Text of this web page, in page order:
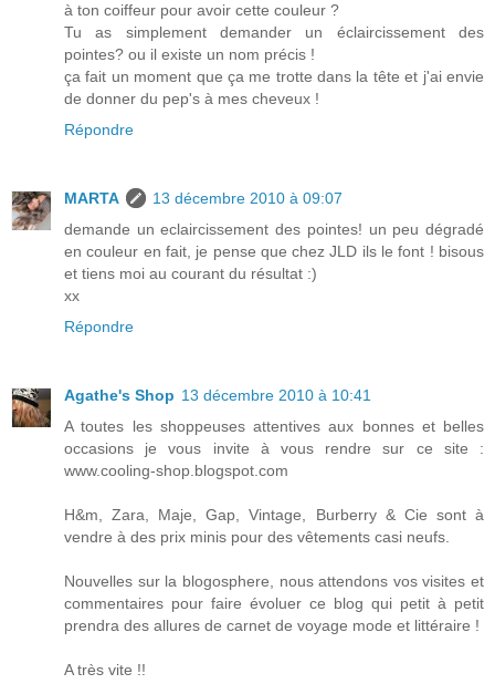
à ton coiffeur pour avoir cette couleur ?
Tu as simplement demander un éclaircissement des
pointes? ou il existe un nom précis !
ça fait un moment que ça me trotte dans la tête et j'ai envie
de donner du pep's à mes cheveux !
Répondre
MARTA
13 décembre 2010 à 09:07
demande un eclaircissement des pointes! un peu dégradé
en couleur en fait, je pense que chez JLD ils le font ! bisous
et tiens moi au courant du résultat :)
xx
Répondre
Agathe's Shop 13 décembre 2010 à 10:41
A toutes les shoppeuses attentives aux bonnes et belles
occasions je vous invite à vous rendre sur ce site :
www.cooling-shop.blogspot.com
H&m, Zara, Maje, Gap, Vintage, Burberry & Cie sont à
vendre à des prix minis pour des vêtements casi neufs.
Nouvelles sur la blogosphere, nous attendons vos visites et
commentaires pour faire évoluer ce blog qui petit à petit
prendra des allures de carnet de voyage mode et littéraire !
A très vite !!